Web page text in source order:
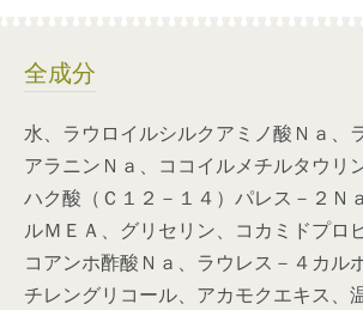
全成分
水、ラウロイルシルクアミノ酸Ｎａ、
アラニンＮａ、ココイルメチルタウリ
ハク酸（Ｃ１２－１４）パレス－２Ｎ
ルＭＥＡ、グリセリン、コカミドプロ
コアンホ酢酸Ｎａ、ラウレス－４カル
チレングリコール、アカモクエキス、